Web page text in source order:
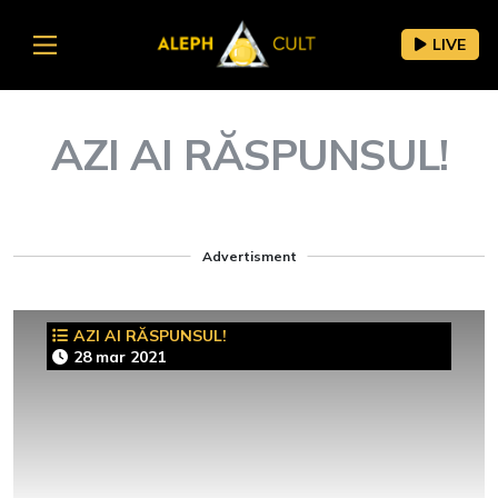
LIVE
AZI AI RĂSPUNSUL!
Advertisment
AZI AI RĂSPUNSUL!
28 mar 2021